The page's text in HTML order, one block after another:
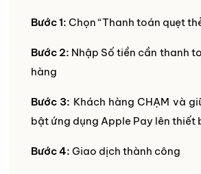
Bước 1: Chọn “Thanh toán quẹt
Bước 2: Nhập Số tiền cần thanh
hàng
Bước 3: Khách hàng CHẠM và
bật ứng dụng Apple Pay lên thiết
Bước 4: Giao dịch thành công